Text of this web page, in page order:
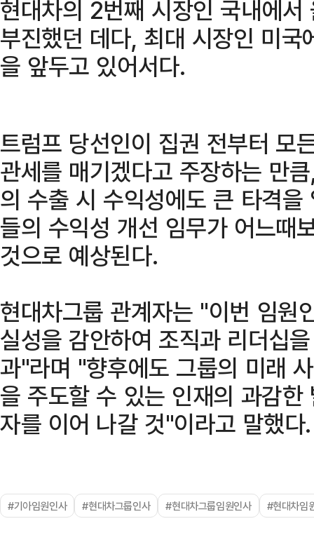
현대차의 2번째 시장인 국내에
부진했던 데다, 최대 시장인 미
을 앞두고 있어서다.
트럼프 당선인이 집권 전부터
관세를 매기겠다고 주장하는 만
의 수출 시 수익성에도 큰 타격
들의 수익성 개선 임무가 어느때
것으로 예상된다.
현대차그룹 관계자는 "이번 임원
실성을 감안하여 조직과 리더십
과"라며 "향후에도 그룹의 미래
을 주도할 수 있는 인재의 과감
자를 이어 나갈 것"이라고 말했다.
#기아임원인사 #현대차그룹인사 #현대차그룹임원인사 #현대차임